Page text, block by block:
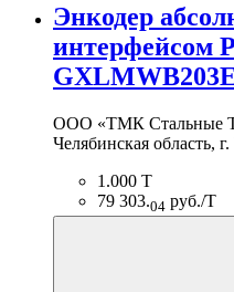
Энкодер
интерфейсом
ООО «ТМК Стальные
Челябинская область,
1.000 Т
79 303.04 руб./Т